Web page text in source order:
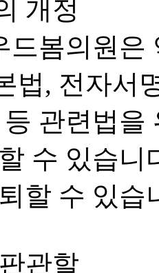
개정
봄의원은
법, 전자서
관련법을
수 있습니
할 수 있습
관할